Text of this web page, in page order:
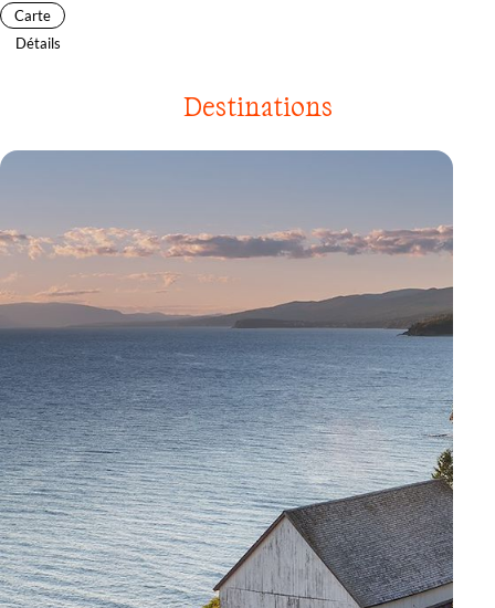
Carte
Détails
Destinations